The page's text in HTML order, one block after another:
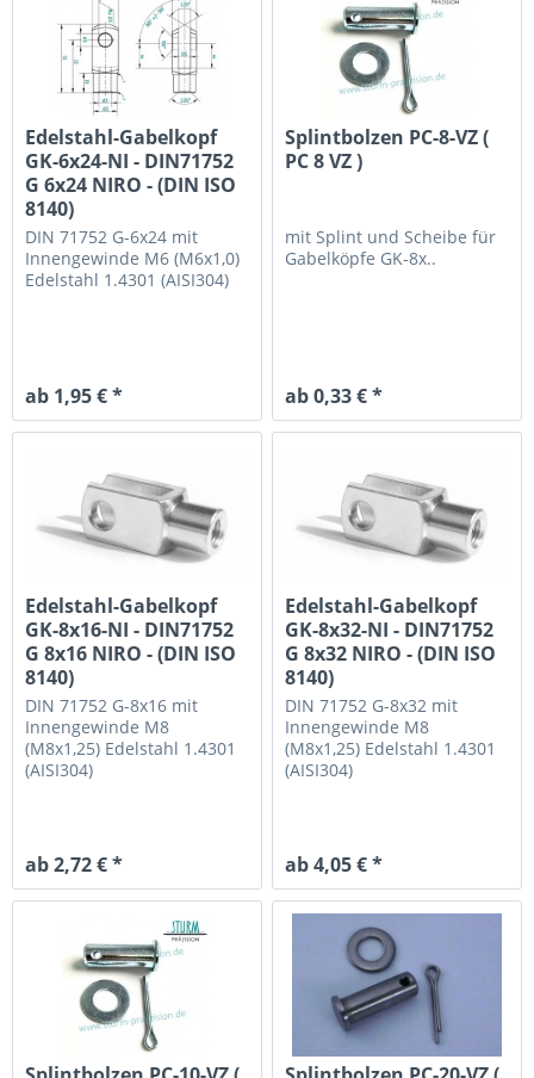
Edelstahl-Gabelkopf
GK-6x24-NI - DIN71752
G 6x24 NIRO - (DIN ISO
8140)
DIN 71752 G-6x24 mit
Innengewinde M6 (M6x1,0)
Edelstahl 1.4301 (AISI304)
ab 1,95 € *
Splintbolzen PC-8-VZ (
PC 8 VZ )
mit Splint und Scheibefür
Gabelköpfe GK-8x..
ab 0,33 € *
Edelstahl-Gabelkopf
GK-8x16-NI - DIN71752
G 8x16 NIRO - (DIN ISO
8140)
DIN 71752 G-8x16 mit
Innengewinde M8
(M8x1,25) Edelstahl 1.4301
(AISI304)
ab 2,72 € *
Edelstahl-Gabelkopf
GK-8x32-NI - DIN71752
G 8x32 NIRO - (DIN ISO
8140)
DIN 71752 G-8x32 mit
Innengewinde M8
(M8x1,25) Edelstahl 1.4301
(AISI304)
ab 4,05 € *